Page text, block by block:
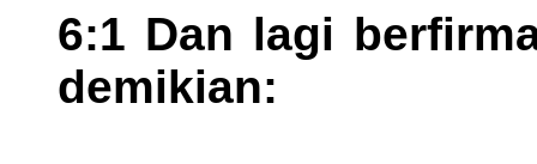
6:1 Dan lagi
demikian: